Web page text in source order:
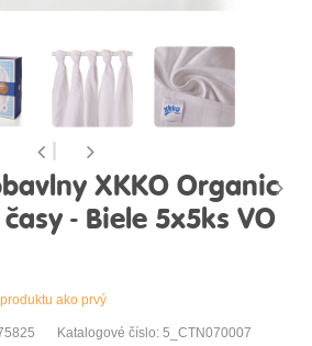
XKKO Organic
- Biele 5x5ks VO
ako prvý
Katalogové číslo: 5_CTN070007